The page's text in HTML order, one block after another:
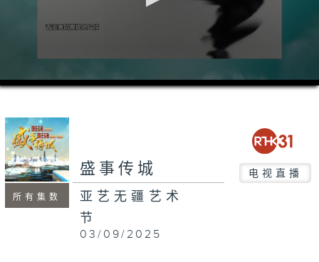
0
seconds
seconds
所有集数
盛事传城 电视直播
亚艺无疆艺术
节
03/09/2025